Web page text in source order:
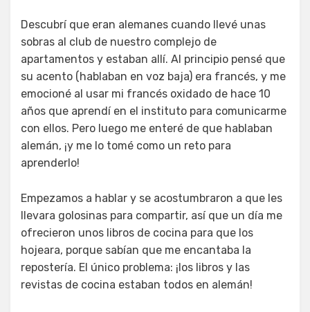
Descubrí que eran alemanes cuando llevé unas
sobras al club de nuestro complejo de
apartamentos y estaban allí. Al principio pensé que
su acento (hablaban en voz baja) era francés, y me
emocioné al usar mi francés oxidado de hace 10
años que aprendí en el instituto para comunicarme
con ellos. Pero luego me enteré de que hablaban
alemán, ¡y me lo tomé como un reto para
aprenderlo!
Empezamos a hablar y se acostumbraron a que les
llevara golosinas para compartir, así que un día me
ofrecieron unos libros de cocina para que los
hojeara, porque sabían que me encantaba la
repostería. El único problema: ¡los libros y las
revistas de cocina estaban todos en alemán!